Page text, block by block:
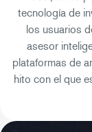
tecnología de
los usuarios
asesor
plataformas de
hito con el que